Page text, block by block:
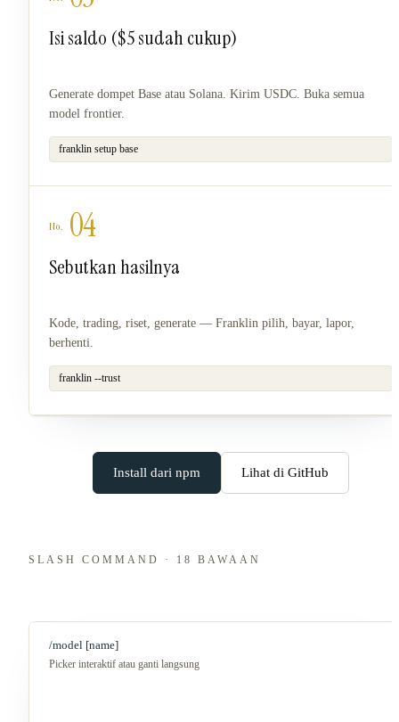
Isi saldo ($5 sudah cukup)
Generate dompet Base atau Solana. Kirim USDC. Buka semua
model frontier.
franklin setup base
04
Sebutkan hasilnya
Kode, trading, riset, generate — Franklin pilih, bayar, lapor,
berhenti.
franklin --trust
Install dari npm Lihat di GitHub
SLASH COMMAND · 18 BAWAAN
/model [name]
Picker interaktif atau ganti langsung